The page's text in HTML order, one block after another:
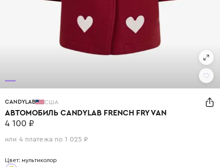
CANDYLAB США
АВТОМОБИЛЬ CANDYLAB FRENCH FRY VAN
4 100 ₽
или 4 платежа по 1 025 ₽
Цвет: мультиколор